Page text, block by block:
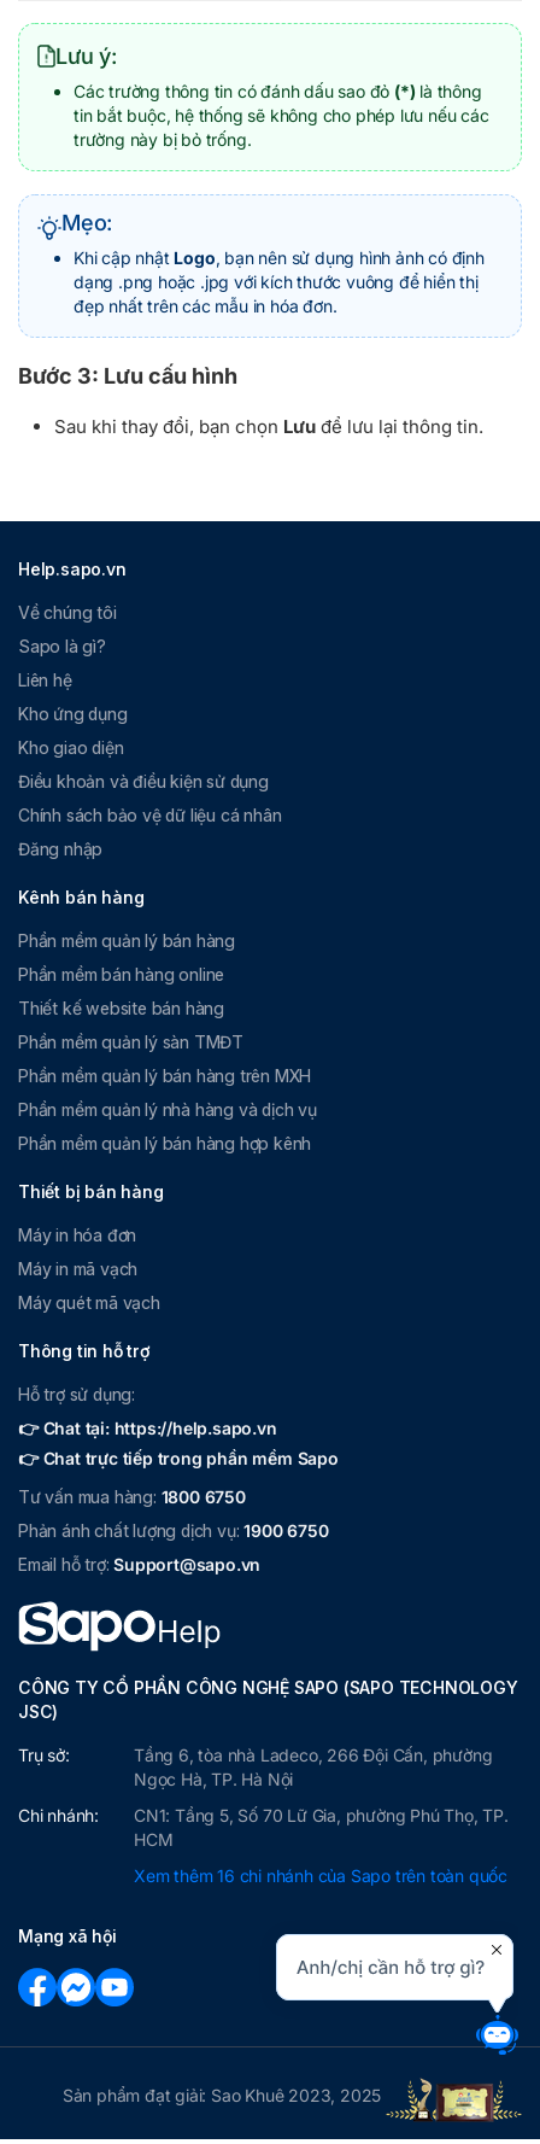
thoại
thị trên các chứng từ hoặc thông tin
liên lạc (Ví dụ: 0985656566).
Quốc
Danh
sách
chọn
Nhấp chọn quốc gia nơi cửa hàng
đang vận hành hợp pháp từ danh
sách có sẵn (Mặc định chọn:
Thành
sách
phố trực thuộc tương ứng với địa chỉ
quản
trị
văn bản
Email
thông
báo
Lưu ý:
Các trường thông tin có đánh dấu sao đỏ (*) là thông
tin bắt buộc, hệ thống sẽ không cho phép lưu nếu các
trường này bị bỏ trống.
Mẹo:
Khi cập nhật Logo, bạn nên sử dụng hình ảnh có định
dạng .png hoặc .jpg với kích thước vuông để hiển thị
đẹp nhất trên các mẫu in hóa đơn.
Bước 3: Lưu cấu hình
Sau khi thay đổi, bạn chọn Lưu để lưu lại thông tin.
Help.sapo.vn
Về chúng tôi
Sapo là gì?
Liên hệ
Kho ứng dụng
Kho giao diện
Điều khoản và điều kiện sử dụng
Chính sách bảo vệ dữ liệu cá nhân
Đăng nhập
Kênh bán hàng
Phần mềm quản lý bán hàng
Phần mềm bán hàng online
Thiết kế website bán hàng
Phần mềm quản lý sàn TMĐT
Phần mềm quản lý bán hàng trên MXH
Phần mềm quản lý nhà hàng và dịch vụ
Phần mềm quản lý bán hàng hợp kênh
Thiết bị bán hàng
Máy in hóa đơn
Máy in mã vạch
Máy quét mã vạch
Thông tin hỗ trợ
Hỗ trợ sử dụng:
👉 Chat tại: https://help.sapo.vn
👉 Chat trực tiếp trong phần mềm Sapo
Tư vấn mua hàng: 1800 6750
Phản ánh chất lượng dịch vụ:1900 6750
Email hỗ trợ:Support@sapo.vn
CÔNG TY CỔ PHẦN CÔNG NGHỆ SAPO (SAPO TECHNOLOGY
JSC)
Trụ sở:
Tầng 6, tòa nhà Ladeco, 266 Đội Cấn, phường
Ngọc Hà, TP. Hà Nội
Chi nhánh:
CN1: Tầng 5, Số 70 Lữ Gia, phường Phú Thọ, TP.
HCM
Xem thêm 16 chi nhánh của Sapo trên toàn quốc
Mạng xã hội
Sản phẩm đạt giải: Sao Khuê 2023, 2025